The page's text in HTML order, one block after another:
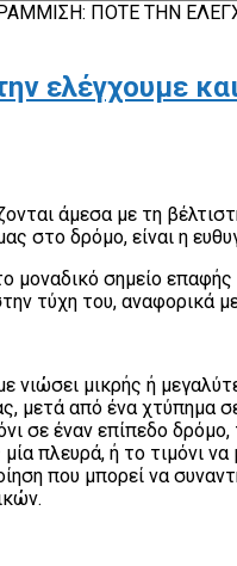
ΠΌΤΕ ΤΗΝ
ελέγχουμε και
άμεσα με τη
στο δρόμο, είναι η
μοναδικό σημείο
τύχη του, αναφορικά
νιώσει μικρής ή
μετά από ένα χτύπημα
σε έναν επίπεδο δρόμο,
πλευρά, ή το τιμόνι
που μπορεί να